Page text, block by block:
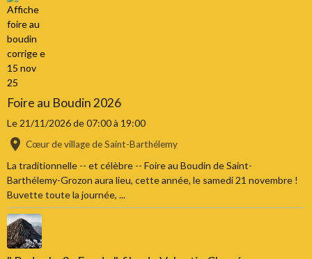
Foire au Boudin 2026
Le 21/11/2026de 07:00à 19:00
Cœur de village de Saint-Barthélemy
La traditionnelle -- et célèbre -- Foire au Boudin de Saint-
Barthélemy-Grozon aura lieu, cette année, le samedi 21 novembre !
Buvette toute la journée, ...